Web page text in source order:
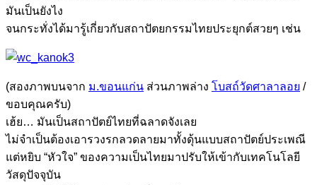
มันเป็นยังไง
จนกระทั่งได้มารู้เกี่ยวกับสถาปัตยกรรมไทยประยุกต์สวยๆ เช่น
(สองภาพบนจาก ม.ขอนแก่น ส่วนภาพล่าง โบสถ์วัดศาลาลอย /
ขอบคุณครับ)
เฮ้ย… มันเป็นสถาปัตย์ไทยที่ฉลาดจังเลย
ไม่จำเป็นต้องเอารวงรกลวดลายมาทั้งดุ้นแบบสถาปัตย์ประเพณี
แต่หยิบ “หัวใจ” ของความเป็นไทยมาปรับให้เข้ากับเทคโนโลยี
วัสดุปัจจุบัน